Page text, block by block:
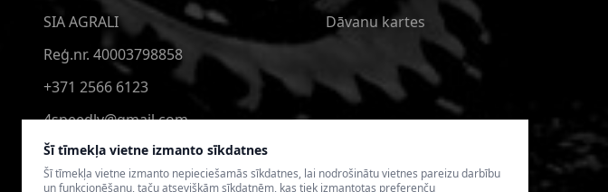
Šī tīmekļa vietne izmanto sīkdatnes
Šī tīmekļa vietne izmanto nepieciešamās sīkdatnes, lai nodrošinātu vietnes pareizu darbību
un funkcionēšanu, taču atsevišķām sīkdatnēm, kas tiek izmantotas preferenču
SIA AGRALI
Reģ.nr. 40003798858
+371 2566 6123
4speedlv@gmail.com
Dāvanu kartes